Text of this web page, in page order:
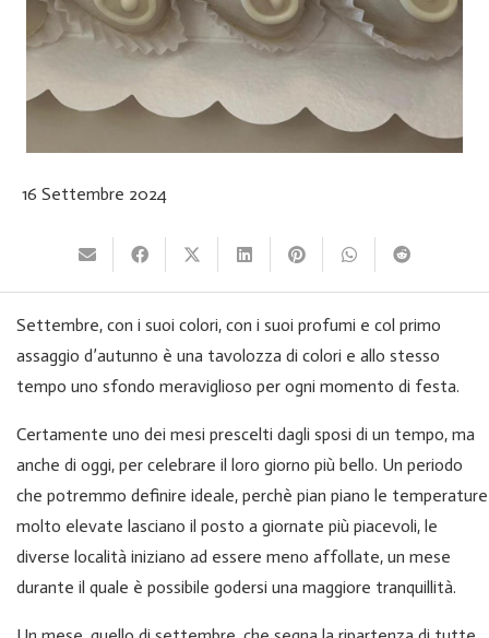
16 Settembre 2024
Settembre, con i suoi colori, con i suoi profumi e col primo
assaggio d’autunno è una tavolozza di colori e allo stesso
tempo uno sfondo meraviglioso per ogni momento di festa.
Certamente uno dei mesi prescelti dagli sposi di un tempo, ma
anche di oggi, per celebrare il loro giorno più bello. Un periodo
che potremmo definire ideale, perchè pian piano le temperature
molto elevate lasciano il posto a giornate più piacevoli, le
diverse località iniziano ad essere meno affollate, un mese
durante il quale è possibile godersi una maggiore tranquillità.